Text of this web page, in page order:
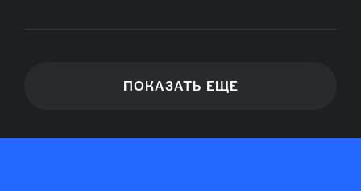
ПОКАЗАТЬ ЕЩЕ